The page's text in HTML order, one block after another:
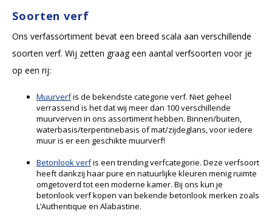
Soorten verf
Ons verfassortiment bevat een breed scala aan verschillende
soorten verf. Wij zetten graag een aantal verfsoorten voor je
op een rij:
Muurverfis de bekendste categorie verf. Niet geheel
verrassend is het dat wij meer dan 100 verschillende
muurverven in ons assortiment hebben. Binnen/buiten,
waterbasis/terpentinebasis of mat/zijdeglans, voor iedere
muur is er een geschikte muurverf!
Betonlook verfis een trending verfcategorie. Deze verfsoort
heeft dankzij haar pure en natuurlijke kleuren menig ruimte
omgetoverd tot een moderne kamer. Bij ons kun je
betonlook verf kopen van bekende betonlook merken zoals
L’Authentique en Alabastine.